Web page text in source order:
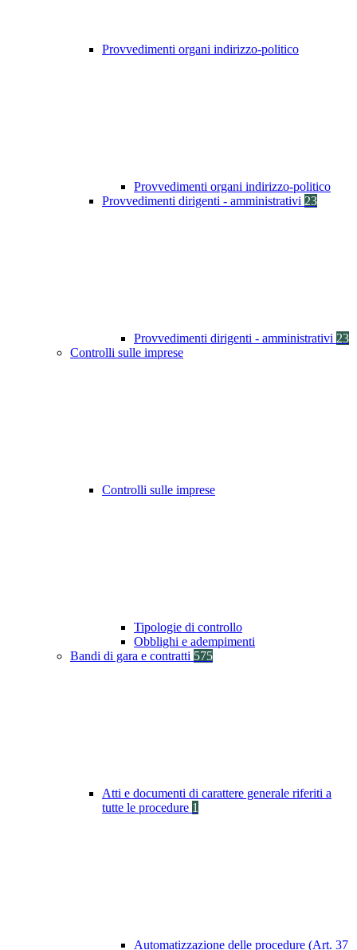
Provvedimenti organi indirizzo-politico
Provvedimenti organi indirizzo-politico
Provvedimenti dirigenti - amministrativi 23
Provvedimenti dirigenti - amministrativi 23
Controlli sulle imprese
Controlli sulle imprese
Tipologie di controllo
Obblighi e adempimenti
Bandi di gara e contratti 575
Atti e documenti di carattere generale riferiti a
tutte le procedure 1
Automatizzazione delle procedure (Art. 37